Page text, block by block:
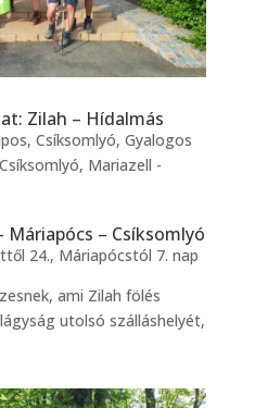
Zilah – Hídalmás
, Csíksomlyó, Gyalogos
, Mariazell -
Máriapócs – Csíksomlyó
24., Máriapócstól 7. nap
ami Zilah fölés
utolsó szálláshelyét,